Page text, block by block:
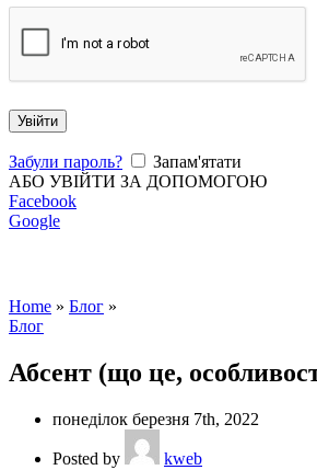
Увійти
Забули пароль?
Запам'ятати
АБО УВІЙТИ ЗА ДОПОМОГОЮ
Facebook
Google
Home » Блог »
Блог
Абсент (що це,
понеділок березня 7th, 2022
Posted by
kweb